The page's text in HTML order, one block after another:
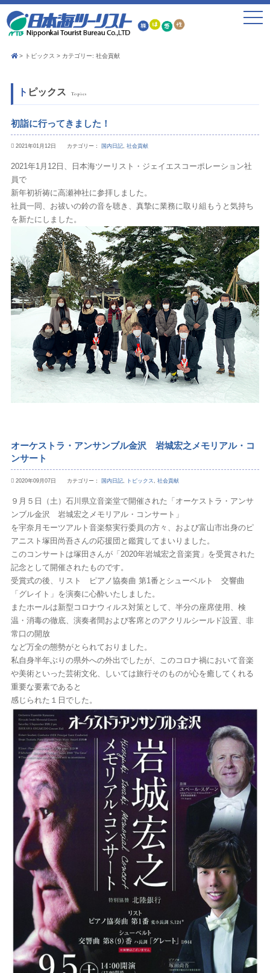
toggle
トピックス カテゴリー: 社会貢献
トピックス Topics
初詣に行ってきました！
2021年01月12日 カテゴリー： 国内日記, 社会貢献
2021年1月12日、日本海ツーリスト・ジェイエスコーポレーション社
員で
新年初祈祷に高瀬神社に参拝しました。
社員一同、お祓いの鈴の音を聴き、真摯に業務に取り組もうと気持ち
を新たにしました。
オーケストラ・アンサンブル金沢 岩城宏之メモリアル・コ
ンサート
2020年09月07日 カテゴリー： 国内日記 トピックス 社会貢献
９月５日（土）石川県立音楽堂で開催された「オーケストラ・アンサ
ンブル金沢 岩城宏之メモリアル・コンサート」
を宇奈月モーツアルト音楽祭実行委員の方々、および富山市出身のピ
アニスト塚田尚吾さんの応援団と鑑賞してまいりました。
このコンサートは塚田さんが「2020年岩城宏之音楽賞」を受賞された
記念として開催されたものです。
受賞式の後、リスト ピアノ協奏曲 第1番とシューベルト 交響曲
「グレイト」を演奏に心酔いたしました。
またホールは新型コロナウィルス対策として、半分の座席使用、検
温・消毒の徹底、演奏者間および客席とのアクリルシールド設置、非
常口の開放
など万全の態勢がとられておりました。
私自身半年ぶりの県外への外出でしたが、このコロナ禍において音楽
や美術といった芸術文化、しいては旅行そのものが心を癒してくれる
重要な要素であると
感じられた１日でした。